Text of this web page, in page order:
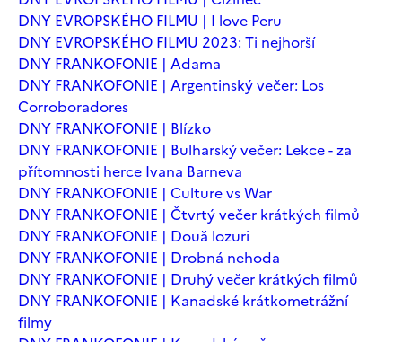
DNY EVROPSKÉHO FILMU | I love Peru
DNY EVROPSKÉHO FILMU 2023: Ti nejhorší
DNY FRANKOFONIE | Adama
DNY FRANKOFONIE | Argentinský večer: Los
Corroboradores
DNY FRANKOFONIE | Blízko
DNY FRANKOFONIE | Bulharský večer: Lekce - za
přítomnosti herce Ivana Barneva
DNY FRANKOFONIE | Culture vs War
DNY FRANKOFONIE | Čtvrtý večer krátkých filmů
DNY FRANKOFONIE | Două lozuri
DNY FRANKOFONIE | Drobná nehoda
DNY FRANKOFONIE | Druhý večer krátkých filmů
DNY FRANKOFONIE | Kanadské krátkometrážní
filmy